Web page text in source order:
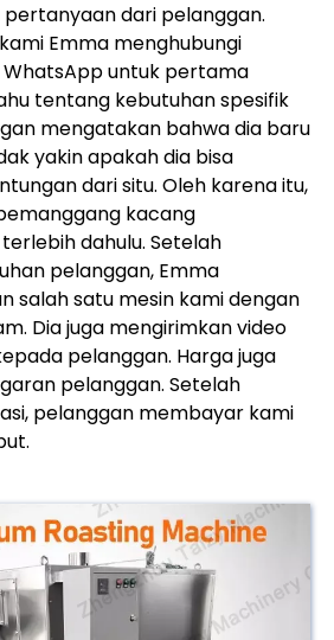
dari pelanggan.
Emma menghubungi
untuk pertama
tentang kebutuhan spesifik
mengatakan bahwa dia baru
yakin apakah dia bisa
dari situ. Oleh karena itu,
kacang
dahulu. Setelah
pelanggan, Emma
salah satu mesin kami dengan
Dia juga mengirimkan video
pelanggan. Harga juga
pelanggan. Setelah
pelanggan membayar kami